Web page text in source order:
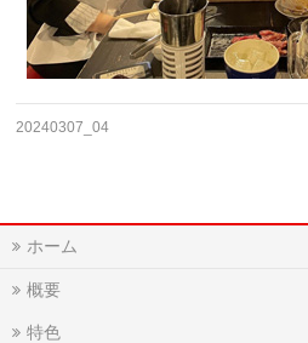
20240307_04
ホーム
概要
特色